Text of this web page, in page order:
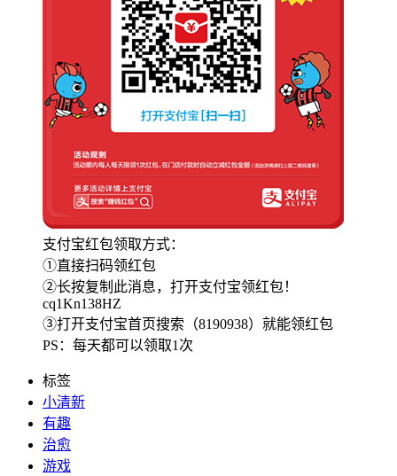
支付宝红包领取方式：
①直接扫码领红包
②长按复制此消息，打开支付宝领红包！
cq1Kn138HZ
③打开支付宝首页搜索（8190938）就能领红包
PS：每天都可以领取1次
标签
小清新
有趣
治愈
游戏